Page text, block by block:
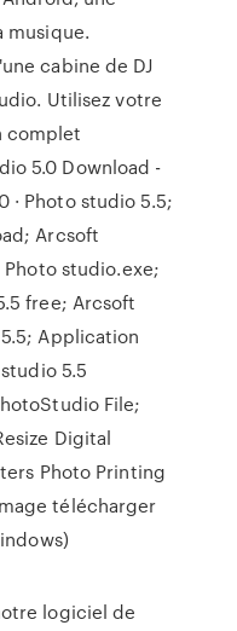
musique.
cabine de DJ
Utilisez votre
complet
5.0 Download -
· Photo studio 5.5;
Arcsoft
studio.exe;
free; Arcsoft
Application
5.5
File;
Digital
Photo Printing
télécharger
logiciel de